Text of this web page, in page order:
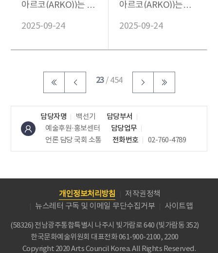
아르코(ARKO))는 지
화순 전남대학병원...
2025-09-24
아르코(ARKO))는
국제교류사업은 9월
2025-09-24
23/ 454
담당자명 백선기
담당부서
예술후원·홍보센터
담당업무
언론 담당국회 소통 전화번호 02-760-4789
개인정보처리방침
저작권정책
뉴스레터 구독 및 이메일 무단수집거부
사이트맵
(58326) 전남광주통합특별시 나주시 빛가람로 640 (빛가람동 352)
한국문화예술위원회 대표전화 061-900-2100, 2200
Copyright 2020 Arts Council Korea. All Rights Reserved.